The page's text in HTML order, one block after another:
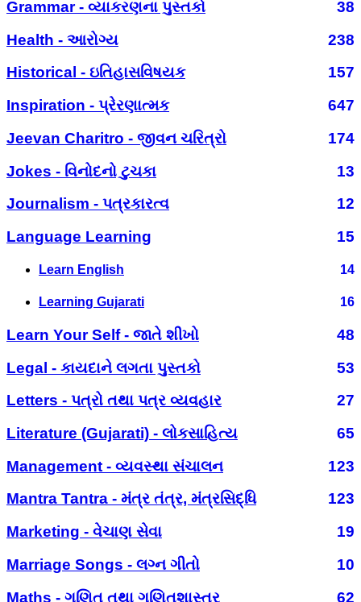
Grammar - વ્યાકરણના પુસ્તકો
38
Health - આરોગ્ય
238
Historical - ઇતિહાસવિષયક
157
Inspiration - પ્રેરણાત્મક
647
Jeevan Charitro - જીવન ચરિત્રો
174
Jokes - વિનોદનો ટુચકા
13
Journalism - પત્રકારત્વ
12
Language Learning
15
Learn English 14
Learning Gujarati 16
Learn Your Self - જાતે શીખો
48
Legal - કાયદાને લગતા પુસ્તકો
53
Letters - પત્રો તથા પત્ર વ્યવહાર
27
Literature (Gujarati) - લોકસાહિત્ય
65
Management - વ્યવસ્થા સંચાલન
123
Mantra Tantra - મંત્ર તંત્ર, મંત્રસિદ્ધિ
123
Marketing - વેચાણ સેવા
19
Marriage Songs - લગ્ન ગીતો
10
Maths - ગણિત તથા ગણિતશાસ્ત્ર
62